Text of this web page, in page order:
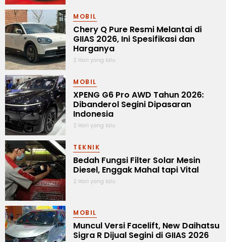
MOBIL
Chery Q Pure Resmi Melantai di
GIIAS 2026, Ini Spesifikasi dan
Harganya
2 Hari yang lalu
MOBIL
XPENG G6 Pro AWD Tahun 2026:
Dibanderol Segini Dipasaran
Indonesia
2 Hari yang lalu
TEKNIK
Bedah Fungsi Filter Solar Mesin
Diesel, Enggak Mahal tapi Vital
2 Hari yang lalu
MOBIL
Muncul Versi Facelift, New Daihatsu
Sigra R Dijual Segini di GIIAS 2026